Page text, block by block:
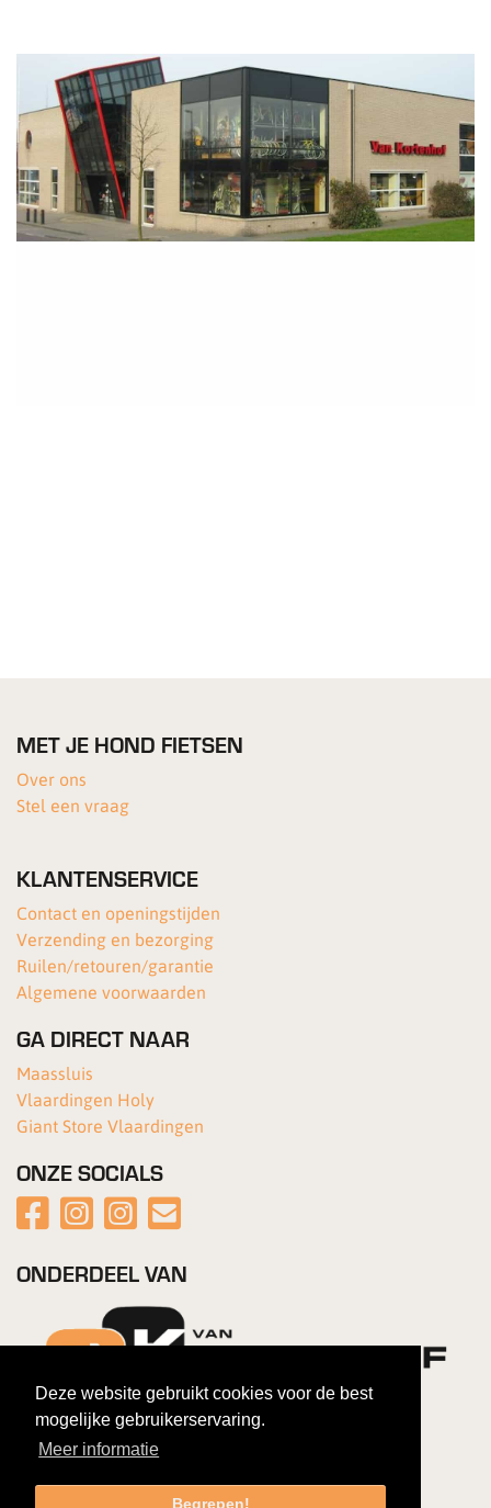
Deze website gebruikt cookies voor de best
mogelijke gebruikerservaring.
Meer informatie
Begrepen!
MET JE HOND FIETSEN
Over ons
Stel een vraag
KLANTENSERVICE
Contact en openingstijden
Verzending en bezorging
Ruilen/retouren/garantie
Algemene voorwaarden
GA DIRECT NAAR
Maassluis
Vlaardingen Holy
Giant Store Vlaardingen
ONZE SOCIALS
ONDERDEEL VAN